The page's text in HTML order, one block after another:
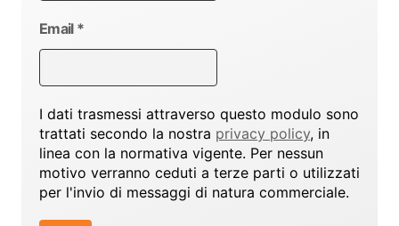
Email *
I dati trasmessi attraverso questo modulo sono
trattati secondo la nostra privacy policy, in
linea con la normativa vigente. Per nessun
motivo verranno ceduti a terze parti o utilizzati
per l'invio di messaggi di natura commerciale.